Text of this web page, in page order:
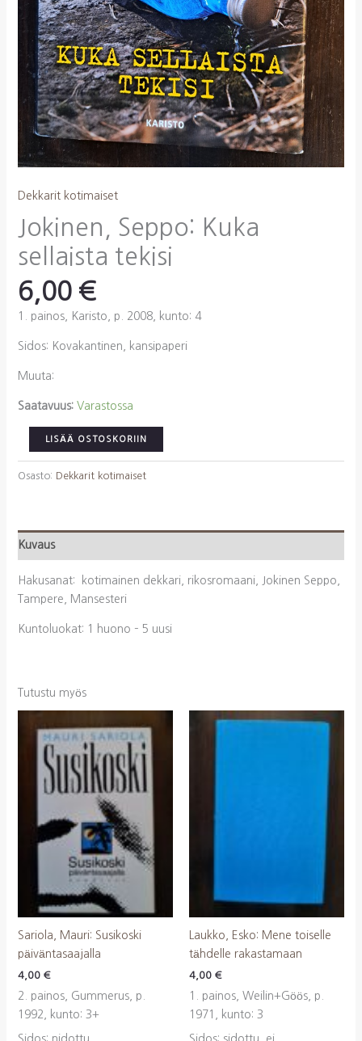
Dekkarit kotimaiset
Jokinen, Seppo: Kuka
sellaista tekisi
6,00 €
1. painos, Karisto, p. 2008, kunto: 4
Sidos: Kovakantinen, kansipaperi
Muuta:
Saatavuus: Varastossa
Jokinen,
Seppo:
Kuka
LISÄÄ OSTOSKORIIN
Osasto: Dekkarit kotimaiset
Kuvaus
Hakusanat: kotimainen dekkari, rikosromaani, Jokinen Seppo,
Tampere, Mansesteri
Kuntoluokat: 1 huono – 5 uusi
Tutustu myös
Sariola, Mauri: Susikoski
päiväntasaajalla
4,00 €
2. painos, Gummerus, p.
1992, kunto: 3+
Laukko, Esko: Mene toiselle
tähdelle rakastamaan
4,00 €
1. painos, Weilin+Göös, p.
1971, kunto: 3